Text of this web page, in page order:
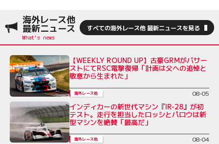
海外レース他
最新ニュース すべての海外レース他 最新ニュースを見る
【WEEKLY ROUND UP】古豪GRMがバサー
ストにてRSC電撃復帰「計画は父への追悼と
敬意から生まれた」
海外レース他 08-05
インディカーの新世代マシン『IR-28』が初
テスト。走行を担当したロッシとパロウは新
型マシンを絶賛「最高だ」
海外レース他 08-04